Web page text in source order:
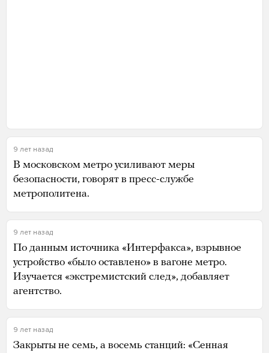
9 лет назад
В московском метро усиливают меры
безопасности, говорят в пресс-службе
метрополитена.
9 лет назад
По данным источника «Интерфакса», взрывное
устройство «было оставлено» в вагоне метро.
Изучается «экстремистский след», добавляет
агентство.
9 лет назад
Закрыты не семь, а восемь станций: «Сенная